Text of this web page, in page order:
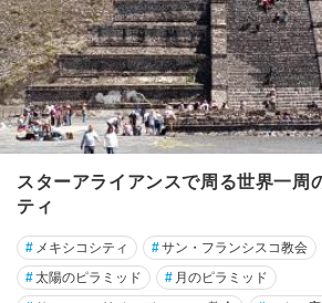
スターアライアンスで周る世界一
ティ
# メキシコシティ #サン・フランシスコ教会
#太陽のピラミッド # 月のピラミッド